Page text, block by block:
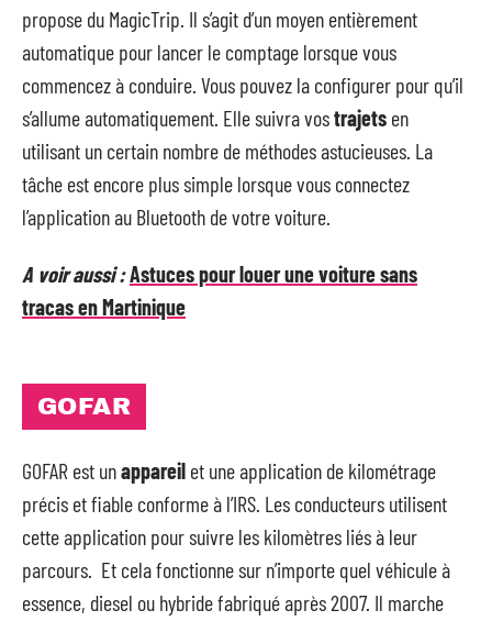
propose du MagicTrip. Il s’agit d’un moyen entièrement
automatique pour lancer le comptage lorsque vous
commencez à conduire. Vous pouvez la configurer pour qu’il
s’allume automatiquement. Elle suivra vostrajets en
utilisant un certain nombre de méthodes astucieuses. La
tâche est encore plus simple lorsque vous connectez
l’application au Bluetooth de votre voiture.
A voir aussi :Astuces pour louer une voiture sans
tracas en Martinique
GOFAR
GOFAR est unappareil et une application de kilométrage
précis et fiable conforme à l’IRS. Les conducteurs utilisent
cette application pour suivre les kilomètres liés à leur
parcours. Et cela fonctionne sur n’importe quel véhicule à
essence, diesel ou hybride fabriqué après 2007. Il marche